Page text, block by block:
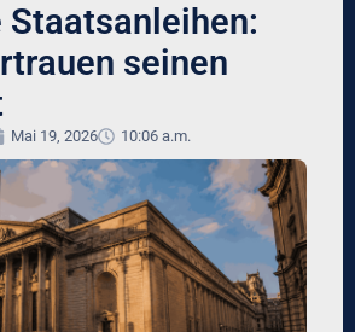
Staatsanleihen:
seinen
Mai 19, 2026 10:06 a.m.